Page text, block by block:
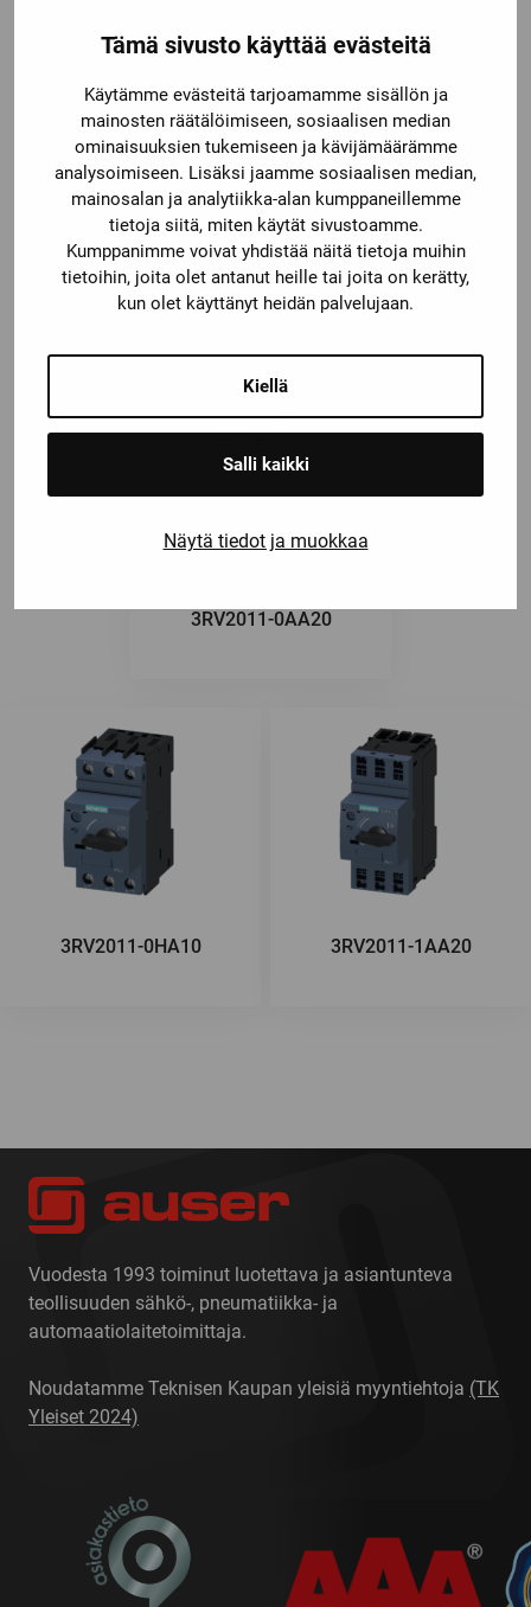
Tämä sivusto käyttää evästeitä
Käytämme evästeitä tarjoamamme sisällön ja
mainosten räätälöimiseen, sosiaalisen median
ominaisuuksien tukemiseen ja kävijämäärämme
analysoimiseen. Lisäksi jaamme sosiaalisen median,
mainosalan ja analytiikka-alan kumppaneillemme
tietoja siitä, miten käytät sivustoamme.
Kumppanimme voivat yhdistää näitä tietoja muihin
tietoihin, joita olet antanut heille tai joita on kerätty,
kun olet käyttänyt heidän palvelujaan.
Kiellä
Salli kaikki
Näytä tiedot ja muokkaa
3RV2011-0KA10
3RV2011-0AA20
3RV2011-0HA10 3RV2011-1AA20
Vuodesta 1993 toiminut luotettava ja asiantunteva
teollisuuden sähkö-, pneumatiikka- ja
automaatiolaitetoimittaja.
Noudatamme Teknisen Kaupan yleisiä myyntiehtoja (TK
Yleiset 2024)